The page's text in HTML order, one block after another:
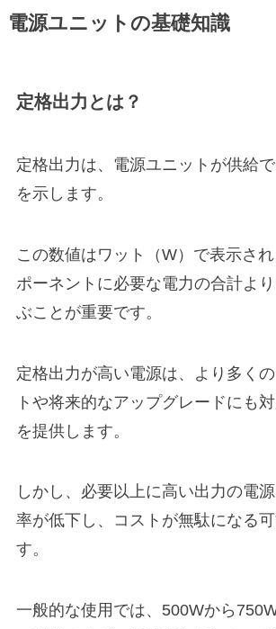
電源ユニットの基礎知識
定格出力とは？
定格出力は、電源ユニットが供給
を示します。
この数値はワット（W）で表示さ
ポーネントに必要な電力の合計よ
ぶことが重要です。
定格出力が高い電源は、より多く
トや将来的なアップグレードにも
を提供します。
しかし、必要以上に高い出力の電
率が低下し、コストが無駄になる
す。
一般的な使用では、500Wから